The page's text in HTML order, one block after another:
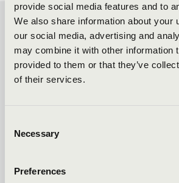
provide social media features and to
We also share information about your
our social media, advertising and
may combine it with other information
provided to them or that they’ve
of their services.
Selection
Necessary
Preferences
VASZY BÉRLET -
TOVÁBBI